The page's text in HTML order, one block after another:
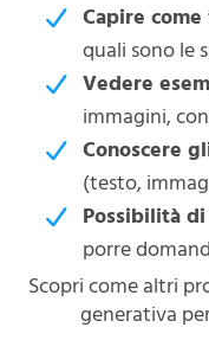
Capire
quali sono le
Vedere
immagini,
Conoscere
(testo,
Possibilità
porre
Scopri come altri
generativa